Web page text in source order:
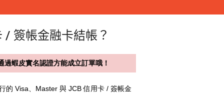
簽帳金融卡結帳？
蝦皮實名認證方能成立訂單哦！
的 Visa、Master 與 JCB 信用卡 / 簽帳金